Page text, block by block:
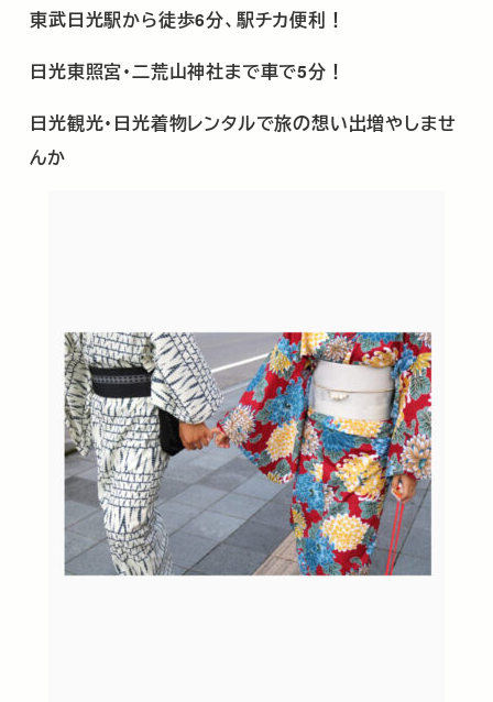
東武日光駅から徒歩6分、駅チカ便利！
日光東照宮･二荒山神社まで車で5分！
日光観光･日光着物レンタルで旅の想い出増やしませ
んか